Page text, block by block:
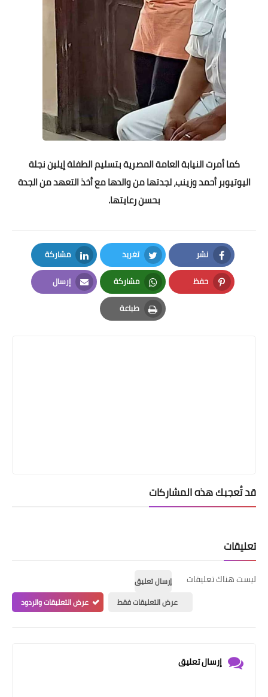
كما أمرت النيابة العامة المصرية بتسليم الطفلة إيلين نجلة
اليوتيوبر أحمد وزينب، لجدتها من والدها مع أخذ التعهد من الجدة
بحسن رعايتها.
نشر
Facebook
تغريد
Twitter
مشاركة
LinkedIn
حفظ
Pinterest
مشاركة
Whatsapp
إرسال
Email
طباعة
Print
قد تُعجبك هذه المشاركات
تعليقات
ليست هناك تعليقات
إرسال تعليق
عرض التعليقات فقط
عرض التعليقات والردود
إرسال تعليق